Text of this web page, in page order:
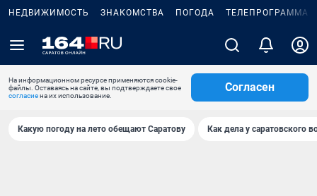
НЕДВИЖИМОСТЬ ЗНАКОМСТВА ПОГОДА ТЕЛЕПРОГРАММА
На информационном ресурсе применяются cookie-
файлы. Оставаясь на сайте, вы подтверждаете свое
согласиена их использование.
Согласен
Какую погоду на лето обещают Саратову Как дела у саратовского